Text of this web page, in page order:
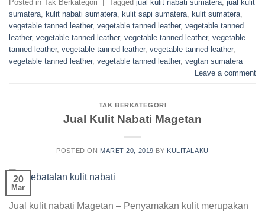
Posted in Tak Berkategori Tagged jual kulit nabati sumatera jual kulit
sumatera kulit nabati sumatera kulit sapi sumatera kulit sumatera
vegetable tanned leather, vegetable tanned leather, vegetable tanned
leather, vegetable tanned leather, vegetable tanned leather, vegetable
tanned leather, vegetable tanned leather, vegetable tanned leather,
vegetable tanned leather, vegetable tanned leather, vegtan sumatera
Leave a comment
TAK BERKATEGORI
Jual Kulit Nabati Magetan
POSTED ON MARET 20, 2019 BY KULITALAKU
20
Mar
Jual kulit nabati Magetan – Penyamakan kulit merupakan